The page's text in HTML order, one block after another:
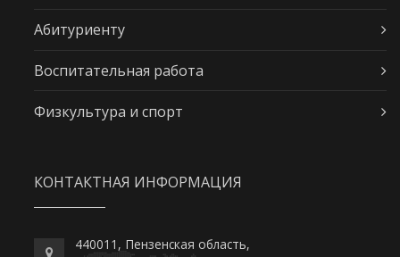
Абитуриенту
Воспитательная работа
Физкультура и спорт
КОНТАКТНАЯ ИНФОРМАЦИЯ
440011, Пензенская область,